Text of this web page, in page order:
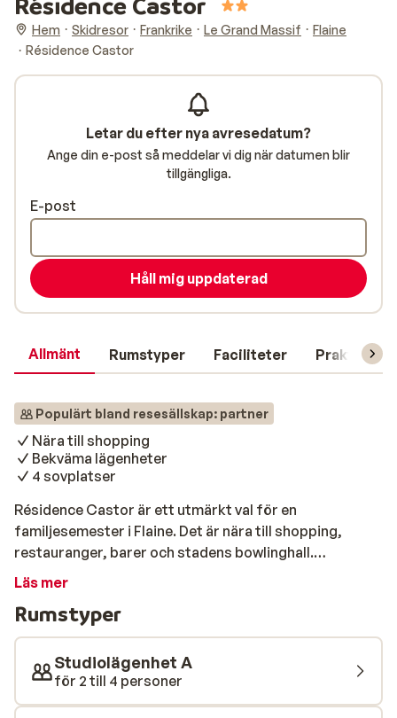
Hem Skidresor Frankrike Le Grand Massif
Flaine
Résidence Castor
Allmänt Rumstyper Faciliteter Praktisk
Populärt bland resesällskap: partner
Nära till shopping
Bekväma lägenheter
4 sovplatser
Résidence Castor är ett utmärkt val för en
familjesemester i Flaine. Det är nära till shopping,
restauranger, barer och stadens bowlinghall.
Résidence Castor består av välutrustade
Köket har ugn, mikrovågsugn och diskmaskin, så att du
kan förbereda dina semestermåltider på ett enkelt och
bekvämt sätt. Résidence Castor har också ett
skidförråd där du kan lämna dina skidor när du kommer
tillbaka från backen.
Läs mer
Rumstyper
Studiolägenhet A
för 2 till 4 personer
Letar du efter nya avresedatum?
Ange din e-post så meddelar vi dig när datumen blir
tillgängliga.
E-post
Håll mig uppdaterad